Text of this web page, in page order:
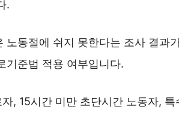
.
노동절에 쉬지 못한다는 조사 결과
기준법 적용 여부입니다.
, 15시간 미만 초단시간 노동자, 특